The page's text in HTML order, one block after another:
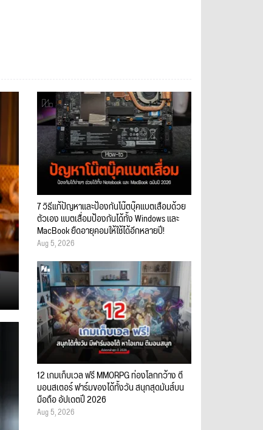
7 วิธีแก้ปัญหาและป้องกันโน๊ตบุ๊คแบตเสื่อมด้วย
ตัวเอง แบตเสื่อมป้องกันได้ทั้ง Windows และ
MacBook ยืดอายุคอมให้ใช้ได้อีกหลายปี!
Aug 5, 2026
12 เกมเก็บเวล ฟรี MMORPG ท่องโลกกว้าง ตี
มอนสเตอร์ ฟาร์มของได้ทั้งวัน สนุกสุดมันส์บน
มือถือ อัปเดตปี 2026
Aug 5, 2026